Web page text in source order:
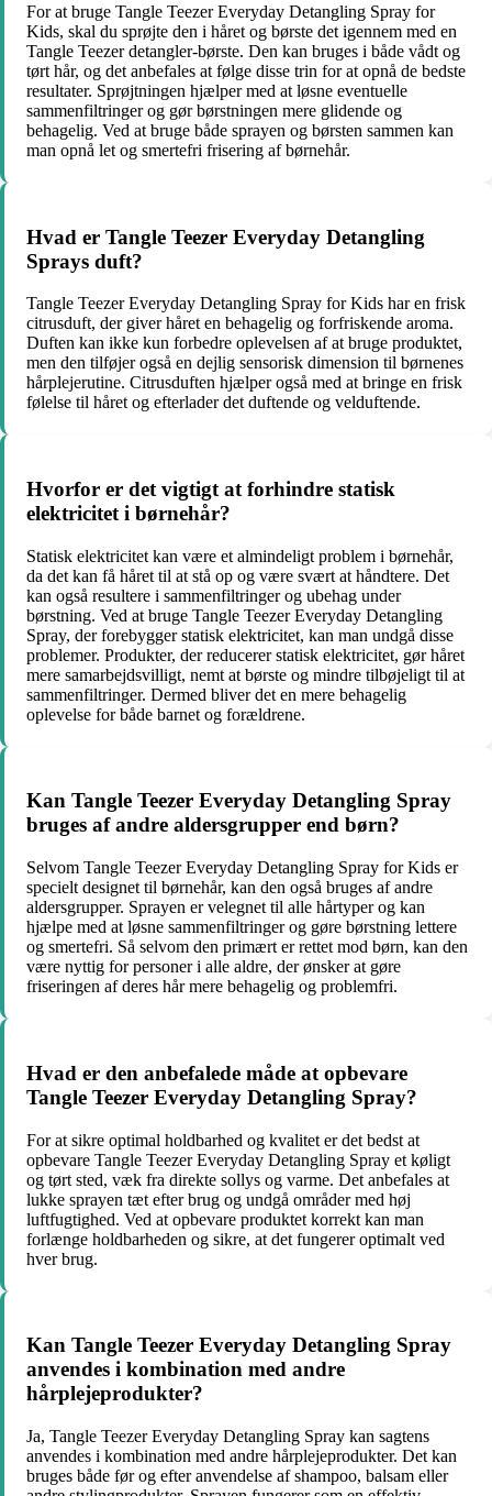
For at bruge Tangle Teezer Everyday Detangling Spray for
Kids, skal du sprøjte den i håret og børste det igennem med en
Tangle Teezer detangler-børste. Den kan bruges i både vådt og
tørt hår, og det anbefales at følge disse trin for at opnå de bedste
resultater. Sprøjtningen hjælper med at løsne eventuelle
sammenfiltringer og gør børstningen mere glidende og
behagelig. Ved at bruge både sprayen og børsten sammen kan
man opnå let og smertefri frisering af børnehår.
Hvad er Tangle Teezer Everyday Detangling
Sprays duft?
Tangle Teezer Everyday Detangling Spray for Kids har en frisk
citrusduft, der giver håret en behagelig og forfriskende aroma.
Duften kan ikke kun forbedre oplevelsen af at bruge produktet,
men den tilføjer også en dejlig sensorisk dimension til børnenes
hårplejerutine. Citrusduften hjælper også med at bringe en frisk
følelse til håret og efterlader det duftende og velduftende.
Hvorfor er det vigtigt at forhindre statisk
elektricitet i børnehår?
Statisk elektricitet kan være et almindeligt problem i børnehår,
da det kan få håret til at stå op og være svært at håndtere. Det
kan også resultere i sammenfiltringer og ubehag under
børstning. Ved at bruge Tangle Teezer Everyday Detangling
Spray, der forebygger statisk elektricitet, kan man undgå disse
problemer. Produkter, der reducerer statisk elektricitet, gør håret
mere samarbejdsvilligt, nemt at børste og mindre tilbøjeligt til at
sammenfiltringer. Dermed bliver det en mere behagelig
oplevelse for både barnet og forældrene.
Kan Tangle Teezer Everyday Detangling Spray
bruges af andre aldersgrupper end børn?
Selvom Tangle Teezer Everyday Detangling Spray for Kids er
specielt designet til børnehår, kan den også bruges af andre
aldersgrupper. Sprayen er velegnet til alle hårtyper og kan
hjælpe med at løsne sammenfiltringer og gøre børstning lettere
og smertefri. Så selvom den primært er rettet mod børn, kan den
være nyttig for personer i alle aldre, der ønsker at gøre
friseringen af deres hår mere behagelig og problemfri.
Hvad er den anbefalede måde at opbevare
Tangle Teezer Everyday Detangling Spray?
For at sikre optimal holdbarhed og kvalitet er det bedst at
opbevare Tangle Teezer Everyday Detangling Spray et køligt
og tørt sted, væk fra direkte sollys og varme. Det anbefales at
lukke sprayen tæt efter brug og undgå områder med høj
luftfugtighed. Ved at opbevare produktet korrekt kan man
forlænge holdbarheden og sikre, at det fungerer optimalt ved
hver brug.
Kan Tangle Teezer Everyday Detangling Spray
anvendes i kombination med andre
hårplejeprodukter?
Ja, Tangle Teezer Everyday Detangling Spray kan sagtens
anvendes i kombination med andre hårplejeprodukter. Det kan
bruges både før og efter anvendelse af shampoo, balsam eller